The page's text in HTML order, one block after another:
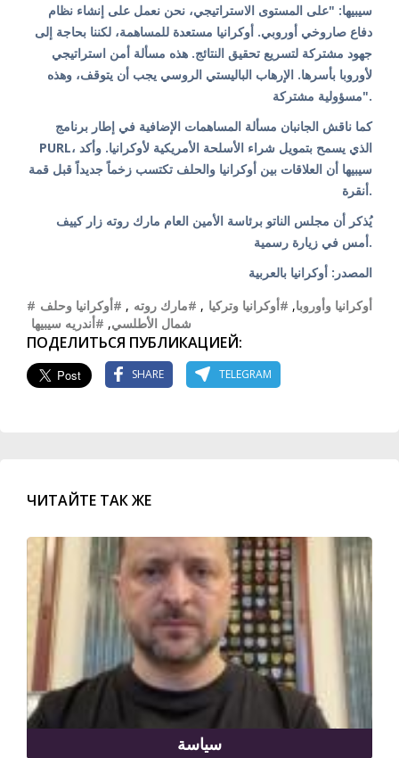
سيبيها: "على المستوى الاستراتيجي، نحن نعمل على إنشاء نظام
دفاع صاروخي أوروبي. أوكرانيا مستعدة للمساهمة، لكننا بحاجة إلى
جهود مشتركة لتسريع تحقيق النتائج. هذه مسألة أمن استراتيجي
لأوروبا بأسرها. الإرهاب الباليستي الروسي يجب أن يتوقف، وهذه
مسؤولية مشتركة".
كما ناقش الجانبان مسألة المساهمات الإضافية في إطار برنامج
PURL، الذي يسمح بتمويل شراء الأسلحة الأمريكية لأوكرانيا. وأكد
سيبيها أن العلاقات بين أوكرانيا والحلف تكتسب زخماً جديداً قبل قمة
أنقرة.
يُذكر أن مجلس الناتو برئاسة الأمين العام مارك روته زار كييف
أمس في زيارة رسمية.
المصدر: أوكرانيا بالعربية
#أوكرانيا وأوروبا, #أوكرانيا وتركيا , #مارك روته , #أوكرانيا وحلف
شمال الأطلسي, #أندريه سيبيها
ПОДЕЛИТЬСЯ ПУБЛИКАЦИЕЙ:
SHARE TELEGRAM
ЧИТАЙТЕ ТАК ЖЕ
سياسة